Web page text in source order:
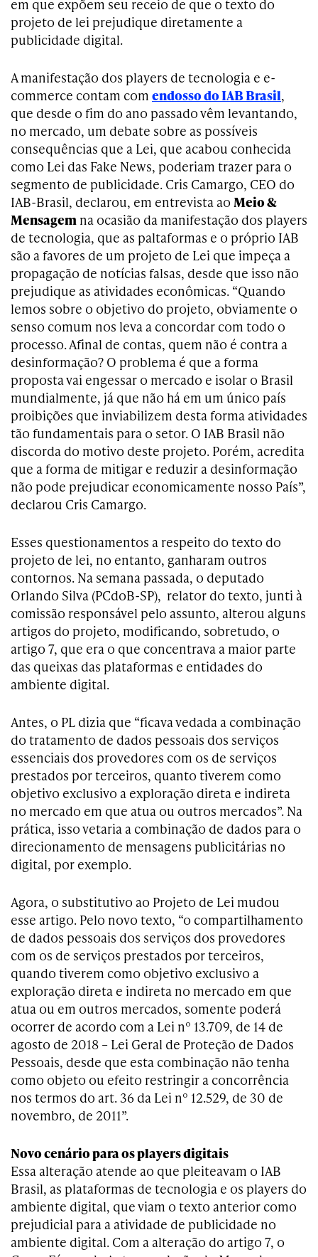
em que expõem seu receio de que o texto do
projeto de lei prejudique diretamente a
publicidade digital.
A manifestação dos players de tecnologia e e-
commerce contam com endosso do IAB Brasil,
que desde o fim do ano passado vêm levantando,
no mercado, um debate sobre as possíveis
consequências que a Lei, que acabou conhecida
como Lei das Fake News, poderiam trazer para o
segmento de publicidade. Cris Camargo, CEO do
IAB-Brasil, declarou, em entrevista ao Meio &
Mensagem na ocasião da manifestação dos players
de tecnologia, que as paltaformas e o próprio IAB
são a favores de um projeto de Lei que impeça a
propagação de notícias falsas, desde que isso não
prejudique as atividades econômicas. “Quando
lemos sobre o objetivo do projeto, obviamente o
senso comum nos leva a concordar com todo o
processo. Afinal de contas, quem não é contra a
desinformação? O problema é que a forma
proposta vai engessar o mercado e isolar o Brasil
mundialmente, já que não há em um único país
proibições que inviabilizem desta forma atividades
tão fundamentais para o setor. O IAB Brasil não
discorda do motivo deste projeto. Porém, acredita
que a forma de mitigar e reduzir a desinformação
não pode prejudicar economicamente nosso País”,
declarou Cris Camargo.
Esses questionamentos a respeito do texto do
projeto de lei, no entanto, ganharam outros
contornos. Na semana passada, o deputado
Orlando Silva (PCdoB-SP), relator do texto, junti à
comissão responsável pelo assunto, alterou alguns
artigos do projeto, modificando, sobretudo, o
artigo 7, que era o que concentrava a maior parte
das queixas das plataformas e entidades do
ambiente digital.
Antes, o PL dizia que “ficava vedada a combinação
do tratamento de dados pessoais dos serviços
essenciais dos provedores com os de serviços
prestados por terceiros, quanto tiverem como
objetivo exclusivo a exploração direta e indireta
no mercado em que atua ou outros mercados”. Na
prática, isso vetaria a combinação de dados para o
direcionamento de mensagens publicitárias no
digital, por exemplo.
Agora, o substitutivo ao Projeto de Lei mudou
esse artigo. Pelo novo texto, “o compartilhamento
de dados pessoais dos serviços dos provedores
com os de serviços prestados por terceiros,
quando tiverem como objetivo exclusivo a
exploração direta e indireta no mercado em que
atua ou em outros mercados, somente poderá
ocorrer de acordo com a Lei nº 13.709, de 14 de
agosto de 2018 – Lei Geral de Proteção de Dados
Pessoais, desde que esta combinação não tenha
como objeto ou efeito restringir a concorrência
nos termos do art. 36 da Lei nº 12.529, de 30 de
novembro, de 2011”.
Novo cenário para os players digitais
Essa alteração atende ao que pleiteavam o IAB
Brasil, as plataformas de tecnologia e os players do
ambiente digital, que viam o texto anterior como
prejudicial para a atividade de publicidade no
ambiente digital. Com a alteração do artigo 7, o